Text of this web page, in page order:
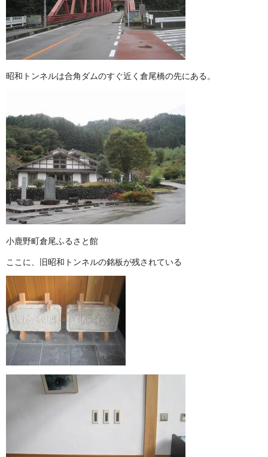
昭和トンネルは合角ダムのすぐ近く倉尾橋の先にある。
小鹿野町倉尾ふるさと館
ここに、旧昭和トンネルの銘板が残されている